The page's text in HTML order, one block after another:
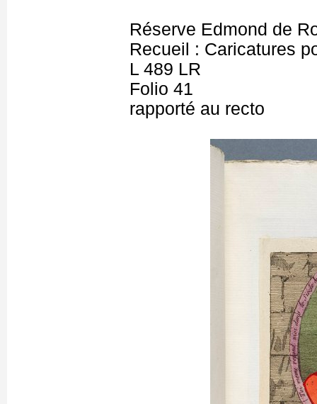
Réserve Edmond de
Recueil : Caricatures
L 489 LR
Folio 41
rapporté au recto